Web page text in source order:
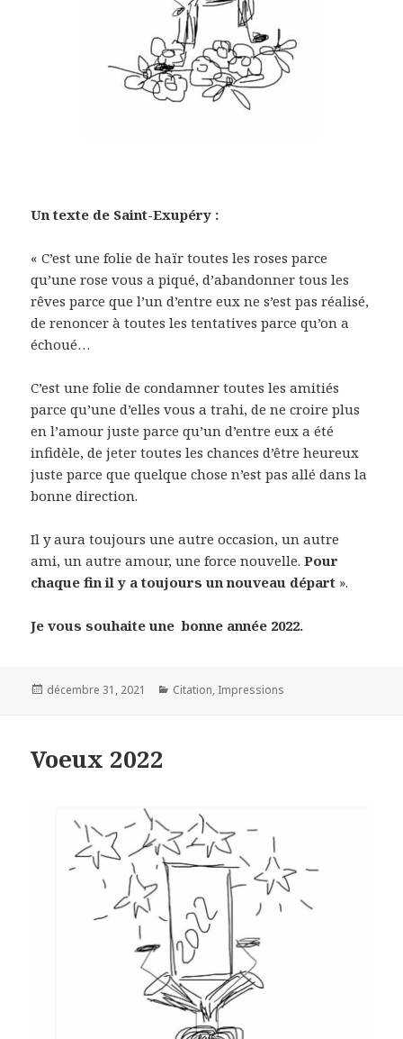
Un texte de Saint-Exupéry :
« C’est une folie de haïr toutes les roses parce
qu’une rose vous a piqué, d’abandonner tous les
rêves parce que l’un d’entre eux ne s’est pas réalisé,
de renoncer à toutes les tentatives parce qu’on a
échoué…
C’est une folie de condamner toutes les amitiés
parce qu’une d’elles vous a trahi, de ne croire plus
en l’amour juste parce qu’un d’entre eux a été
infidèle, de jeter toutes les chances d’être heureux
juste parce que quelque chose n’est pas allé dans la
bonne direction.
Il y aura toujours une autre occasion, un autre
ami, un autre amour, une force nouvelle. Pour
chaque fin il y a toujours un nouveau départ ».
Je vous souhaite une bonne année 2022.
Posted
décembre 31, 2021 Categories
Citation, Impressions
Voeux 2022